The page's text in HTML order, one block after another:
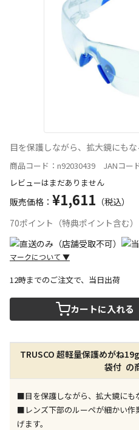
目を保護しながら、拡大鏡にもな
商品コード：n92030439 JANコー
レビューはまだありません
販売価格： ¥1,611 （税込）
70ポイント（特典ポイント含む）
マークについて ▼
宅配や店舗受取を選択
店舗のみで受取できる
できません）
※同時購入の商品は、
す
特定の店舗のみで受取
お届けができません）
12時までのご注文で、当日出荷
カートに入れる
TRUSCO 超軽量保護めがね
袋付 の
■目を保護しながら、拡大鏡にも
■レンズ下部のルーペが細かい作
げます。